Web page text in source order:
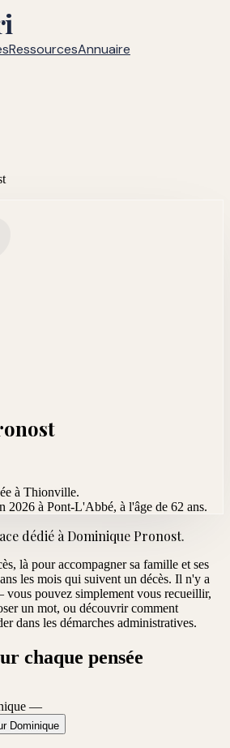
RessourcesAnnuaire
à Thionville.
2026 à Pont-L'Abbé, à l'âge de 62 ans.
dédié à Dominique Pronost.
là pour accompagner sa famille et ses
les mois qui suivent un décès. Il n'y a
pouvez simplement vous recueillir,
un mot, ou découvrir comment
dans les démarches administratives.
chaque pensée
—
Dominique